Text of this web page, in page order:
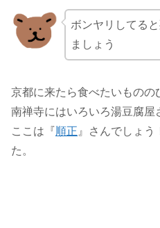
ボンヤリしてる
ましょう
京都に来たら食べたいものの
南禅寺にはいろいろ湯豆腐屋
ここは『順正 』さんでしょ
た。